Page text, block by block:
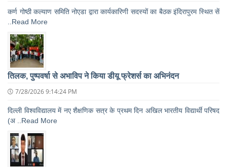
कर्ण गोष्ठी कल्याण समिति नोएडा द्वारा कार्यकारिणी सदस्यों का बैठक इंदिरापुरम स्थित सें
..Read More
तिलक, पुष्पवर्षा से अभाविप ने किया डीयू फ्रेशर्स का अभिनंदन
7/28/2026 9:14:24 PM
दिल्ली विश्वविद्यालय में नए शैक्षणिक सत्र के प्रथम दिन अखिल भारतीय विद्यार्थी परिषद
(अ ..Read More